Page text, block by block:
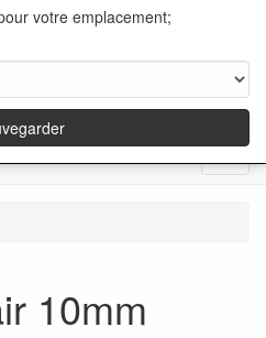
Menu
10mm
votre emplacement;